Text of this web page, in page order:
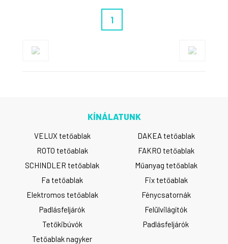
1
KÍNÁLATUNK
VELUX tetőablak
DAKEA tetőablak
ROTO tetőablak
FAKRO tetőablak
SCHINDLER tetőablak
Műanyag tetőablak
Fa tetőablak
Fix tetőablak
Elektromos tetőablak
Fénycsatornák
Padlásfeljárók
Felülvilágítók
Tetőkibúvók
Padlásfeljárók
Tetőablak nagyker